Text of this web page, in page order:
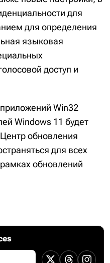
для
для определения
языковая
доступ и
Win32
Windows 11 будет
обновления
для всех
обновлений